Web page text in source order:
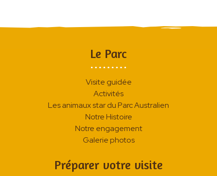
Le Parc
Visite guidée
Activités
Les animaux star du Parc Australien
Notre Histoire
Notre engagement
Galerie photos
Préparer votre visite